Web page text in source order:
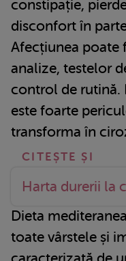
constipație,
disconfort în
Afecțiunea poate
analize, testelor
control de rutină.
este foarte
transforma în
Harta durerii la
Dieta
toate vârstele și